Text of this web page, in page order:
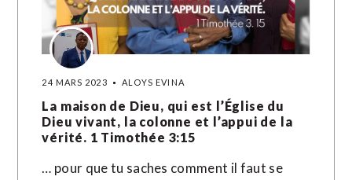
24 MARS 2023 ALOYS EVINA
La maison de Dieu, qui est l’Église du
Dieu vivant, la colonne et l’appui de la
vérité. 1 Timothée 3:15
… pour que tu saches comment il faut se